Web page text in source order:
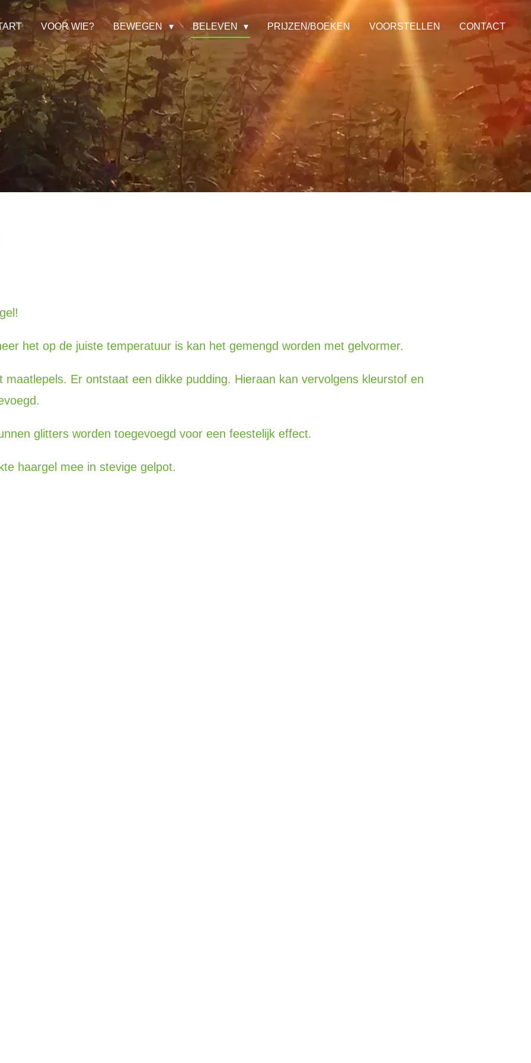
VOOR WIE? BEWEGEN BELEVEN PRIJZEN/BOEKEN VOORSTELLEN CONTACT
het op de juiste temperatuur is kan het gemengd worden met gelvormer.
Er ontstaat een dikke pudding. Hieraan kan vervolgens kleurstof en
glitters worden toegevoegd voor een feestelijk effect.
haargel mee in stevige gelpot.